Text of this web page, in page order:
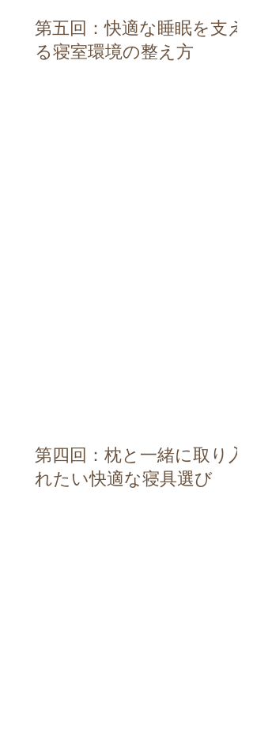
第五回：快適な睡眠を支え
る寝室環境の整え方
第四回：枕と一緒に取り入
れたい快適な寝具選び